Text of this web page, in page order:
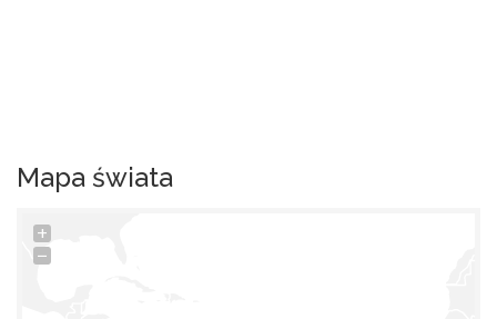
Mapa świata
+
−